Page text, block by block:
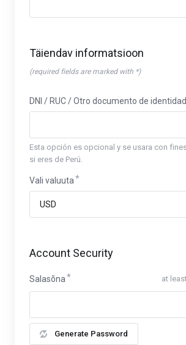
Täiendav informatsioon
(required fields are marked with *)
DNI / RUC / Otro documento de
Esta opción es opcional y se usara con
si eres de Perú.
Vali valuuta
Account Security
Salasõna at
Generate Password